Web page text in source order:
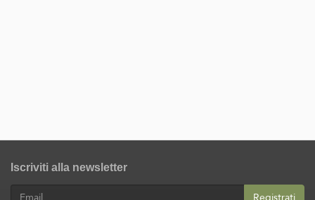
Iscriviti alla newsletter